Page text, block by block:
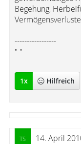
Begehung,
-----------------
" "
1x Hilfreich
14. April